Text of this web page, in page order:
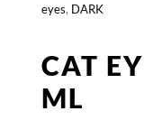
eyes, DARK
CAT
ML